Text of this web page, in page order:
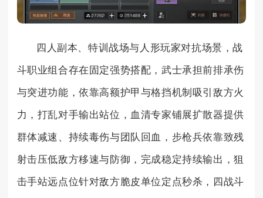
四人副本、特训战场与人形玩家对抗场景，战
斗职业组合存在固定强势搭配，武士承担前排承伤
与突进功能，依靠高额护甲与格挡机制吸引敌方火
力，打乱对手输出站位，血清专家铺展扩散器提供
群体减速、持续毒伤与团队回血，步枪兵依靠致残
射击压低敌方移速与防御，完成稳定持续输出，狙
击手站远点位针对敌方脆皮单位定点秒杀，四战斗